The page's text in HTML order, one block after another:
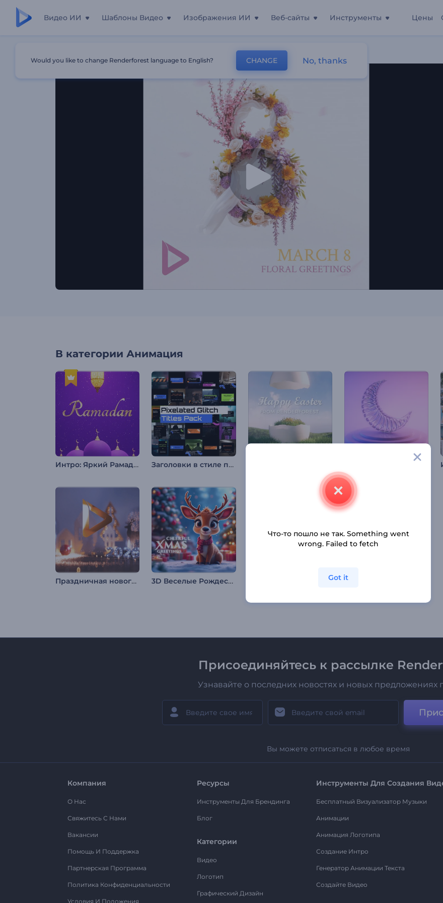
Видео ИИ Шаблоны Видео Изображения ИИ Веб-сайты Инструменты Цены
Цветочные Поздравления С 8 Марта
В категории Анимация
Интро: Яркий Рамадан Заголовки в стиле пиксель-глитч
Праздничная новогодняя заставка 3D Веселые Рождественские поздравления Интро "Пасхальное яйцо в цветах"
Присоединяйтесь к рассылке
Узнавайте о последних новостях и новых
Вы можете отписаться в любое время
Компания
О Нас
Свяжитесь С Нами
Вакансии
Помощь И Поддержка
Партнерская Программа
Политика Конфиденциальности
Условия И Положения
Ресурсы
Инструменты Для Брендинга
Блог
Категории
Видео
Логотип
Графический Дизайн
Инструменты Для Создания
Бесплатный Визуализатор Музыки
Анимации
Анимация Логотипа
Создание Интро
Генератор Анимации Текста
Создайте Видео
Would you like to change Renderforest language to English? CHANGE No, thanks
Что-то пошло не так. Something went
wrong. Failed to fetch
Got it